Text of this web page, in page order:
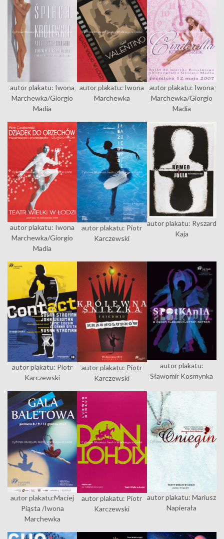
autor plakatu: Iwona
Marchewka/Giorgio
Madia
autor plakatu: Iwona
Marchewka
autor plakatu: Iwona
Marchewka/Giorgio
Madia
autor plakatu: Iwona
Marchewka/Giorgio
Madia
autor plakatu: Piotr
Karczewski
autor plakatu: Ryszard
Kaja
autor plakatu: Piotr
Karczewski
autor plakatu: Piotr
Karczewski
autor plakatu:
Sławomir Kosmynka
autor plakatu:Maciej
Piąsta /Iwona
Marchewka
autor plakatu: Piotr
Karczewski
autor plakatu: Mariusz
Napierała